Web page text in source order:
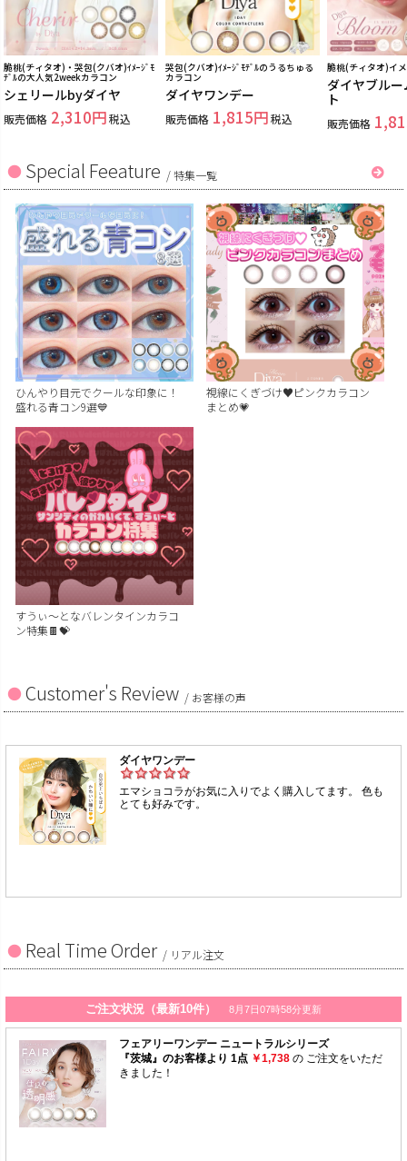
脆桃(チィタオ)・哭包(クバオ)ｲﾒｰｼﾞﾓ
ﾃﾞﾙの大人気2weekカラコン
シェリールbyダイヤ
販売価格 2,310 税込
哭包(クバオ)ｲﾒｰｼﾞﾓﾃﾞﾙのうるちゅる
カラコン
ダイヤワンデー
販売価格 1,815 税込
脆桃(チィタオ)イ
ダイヤブル
ト
販売価格
Special Feeature /特集一覧
ひんやり目元でクールな印象に！
盛れる青コン9選💙
視線にくぎづけ♥ピンクカラコン
まとめ💗
すうぃ～となバレンタインカラコ
ン特集🍫💝
Customer's Review / お客様の声
Real Time Order / リアル注文